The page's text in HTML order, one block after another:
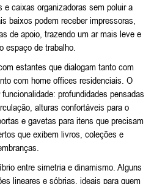
e caixas organizadoras sem poluir a
baixos podem receber impressoras,
de apoio, trazendo um ar mais leve e
espaço de trabalho.
estantes que dialogam tanto com
com home offices residenciais. O
profundidades pensadas
alturas confortáveis para o
e gavetas para itens que precisam
que exibem livros, coleções e
entre simetria e dinamismo. Alguns
lineares e sóbrias, ideais para quem